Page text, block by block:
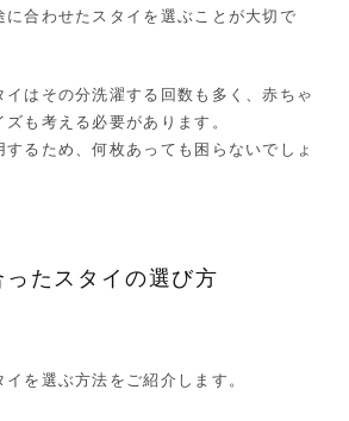
に合わせたスタイを選ぶことが大切で
はその分洗濯する回数も多く、赤ちゃ
も考える必要があります。
るため、何枚あっても困らないでしょ
たスタイの選び方
を選ぶ方法をご紹介します。